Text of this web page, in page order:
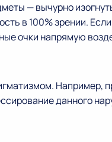
— вычурно
в 100% зрении.
очки напрямую
данного